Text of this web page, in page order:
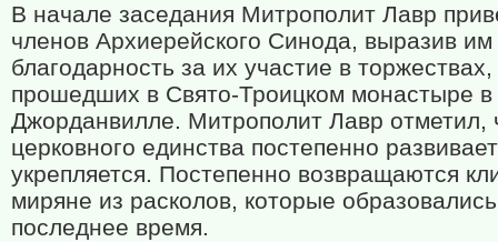
В начале заседания Митрополит Лавр
членов Архиерейского Синода, выразив им
благодарность за их участие в торжествах,
прошедших в Свято-Троицком монастыре в
Джорданвилле. Митрополит Лавр отметил,
церковного единства постепенно
укрепляется. Постепенно возвращаются
миряне из расколов, которые
последнее время.